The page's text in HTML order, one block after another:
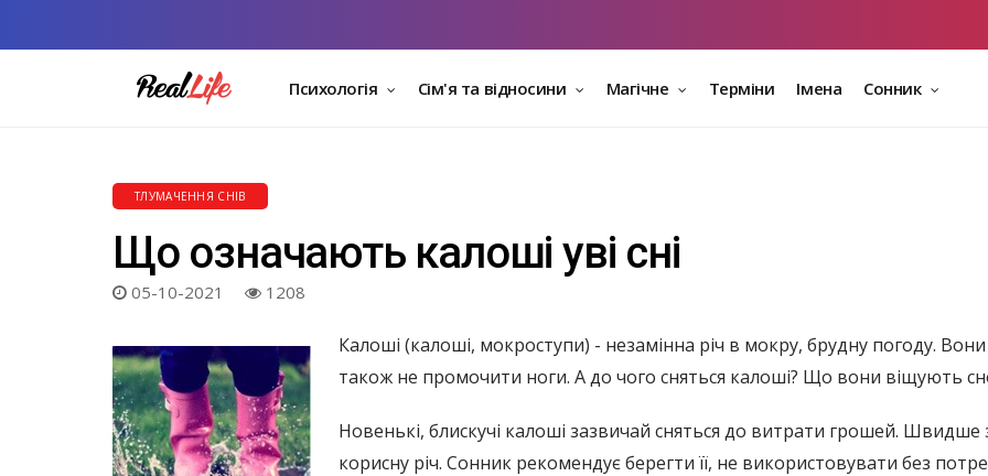
Психологія Сім'я та відносини Магічне Терміни Імена Сонник
ТЛУМАЧЕННЯ СНІВ
Що означають калоші уві сні
05-10-2021 1208
Калоші (калоші, мокроступи) - незамінна річ в мокру, брудну погоду.
також не промочити ноги. А до чого сняться калоші? Що вони віщують
Новенькі, блискучі калоші зазвичай сняться до витрати грошей. Швидше
корисну річ. Сонник рекомендує берегти її, не використовувати без